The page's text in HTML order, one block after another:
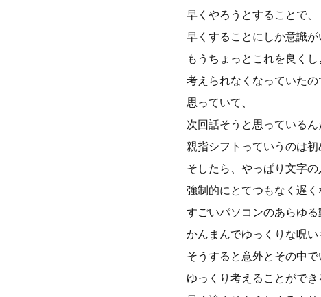
早くやろうとすることで、
早くすることにしか意識が
もうちょっとこれを良く
考えられなくなっていた
思っていて、
次回話そうと思っているん
親指シフトっていうのは初
そしたら、やっぱり文字
強制的にとてつもなく遅く
すごいパソコンのあらゆ
かんまんでゆっくりな呪い
そうすると意外とその中
ゆっくり考えることができ